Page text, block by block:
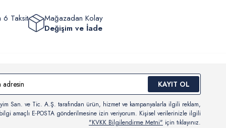
6 Taksit
Mağazadan Kolay
Değişim ve İade
KAYIT OL
San. ve Tic. A.Ş. tarafından ürün, hizmet ve kampanyalarla ilgili reklam,
amaçlı E-POSTA gönderilmesine izin veriyorum. Kişisel verilerinizle ilgili
"KVKK Bilgilendirme Metni" için tıklayınız.